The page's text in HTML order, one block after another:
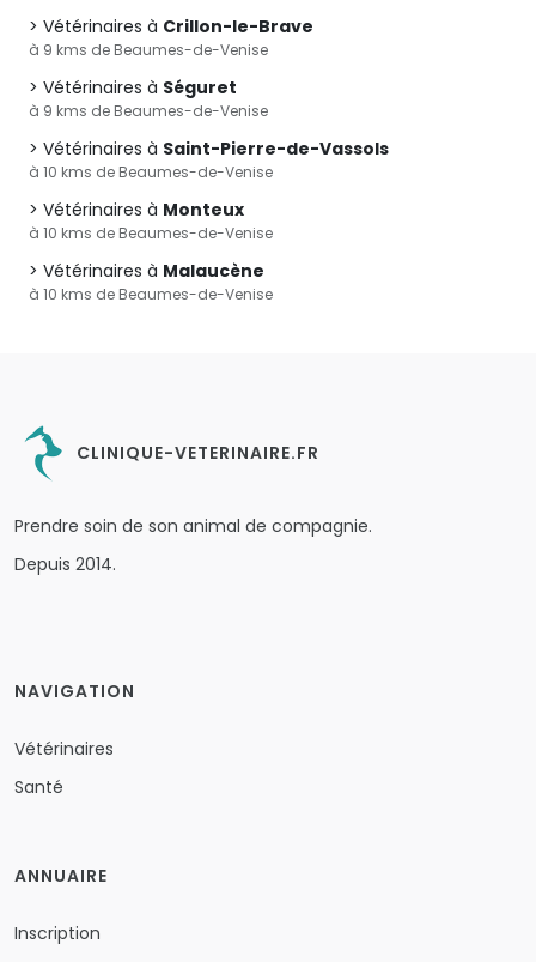
Vétérinaires à Crillon-le-Brave
à 9 kms de Beaumes-de-Venise
Vétérinaires à Séguret
à 9 kms de Beaumes-de-Venise
Vétérinaires à Saint-Pierre-de-Vassols
à 10 kms de Beaumes-de-Venise
Vétérinaires à Monteux
à 10 kms de Beaumes-de-Venise
Vétérinaires à Malaucène
à 10 kms de Beaumes-de-Venise
CLINIQUE-VETERINAIRE.FR
Prendre soin de son animal de compagnie.
Depuis 2014.
NAVIGATION
Vétérinaires
Santé
ANNUAIRE
Inscription